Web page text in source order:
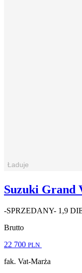
Suzuki Grand
-SPRZEDANY- 1,9
Brutto
22 700 PLN
fak. Vat-Marża